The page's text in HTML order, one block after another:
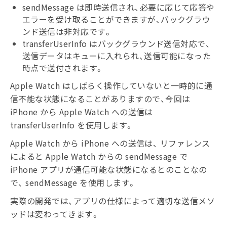
sendMessage は即時送信され、必要に応じて応答や
エラーを受け取ることができますが、バックグラウ
ンド送信は非対応です。
transferUserInfo はバックグラウンド送信対応で、
送信データはキューに入れられ、送信可能になった
時点で送付されます。
Apple Watch はしばらく操作していないと一時的に通
信不能な状態になることがありますので、今回は
iPhone から Apple Watch への送信は
transferUserInfo を使用します。
Apple Watch から iPhone への送信は、 リファレンス
によると Apple Watch からの sendMessage で
iPhone アプリが通信可能な状態になるとのことなの
で、 sendMessage を使用します。
実際の開発では、アプリの仕様によって適切な送信メソ
ッドは変わってきます。